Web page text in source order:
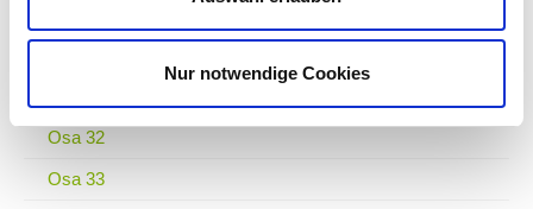
Nur notwendige Cookies
Osa 32
Osa 33